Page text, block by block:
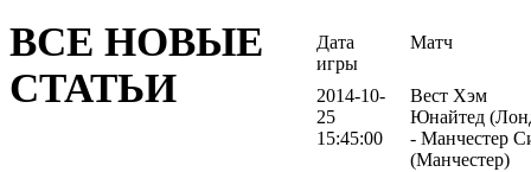
ВСЕ НОВЫЕ
СТАТЬИ
Дата
игры
Матч
2014-10-
25
15:45:00
Вест Хэм
Юнайтед
- Манчестер
(Манчестер)